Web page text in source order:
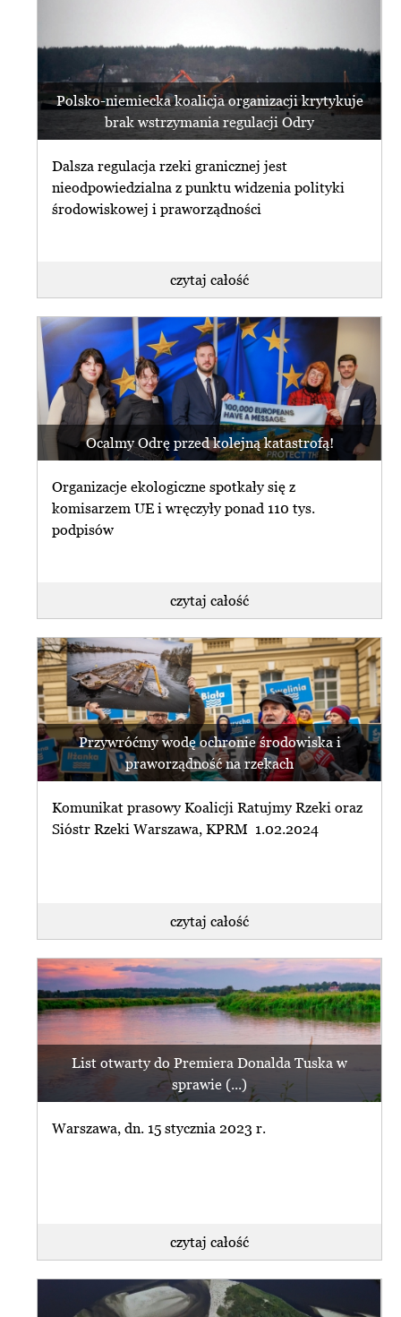
Polsko-niemiecka koalicja organizacji krytykuje
brak wstrzymania regulacji Odry
Dalsza regulacja rzeki granicznej jest
nieodpowiedzialna z punktu widzenia polityki
środowiskowej i praworządności
czytaj całość
Ocalmy Odrę przed kolejną katastrofą!
Organizacje ekologiczne spotkały się z
komisarzem UE i wręczyły ponad 110 tys.
podpisów
czytaj całość
Przywróćmy wodę ochronie środowiska i
praworządność na rzekach
Komunikat prasowy Koalicji Ratujmy Rzeki oraz
Sióstr Rzeki Warszawa, KPRM 1.02.2024
czytaj całość
List otwarty do Premiera Donalda Tuska w
sprawie (...)
Warszawa, dn. 15 stycznia 2023 r.
czytaj całość